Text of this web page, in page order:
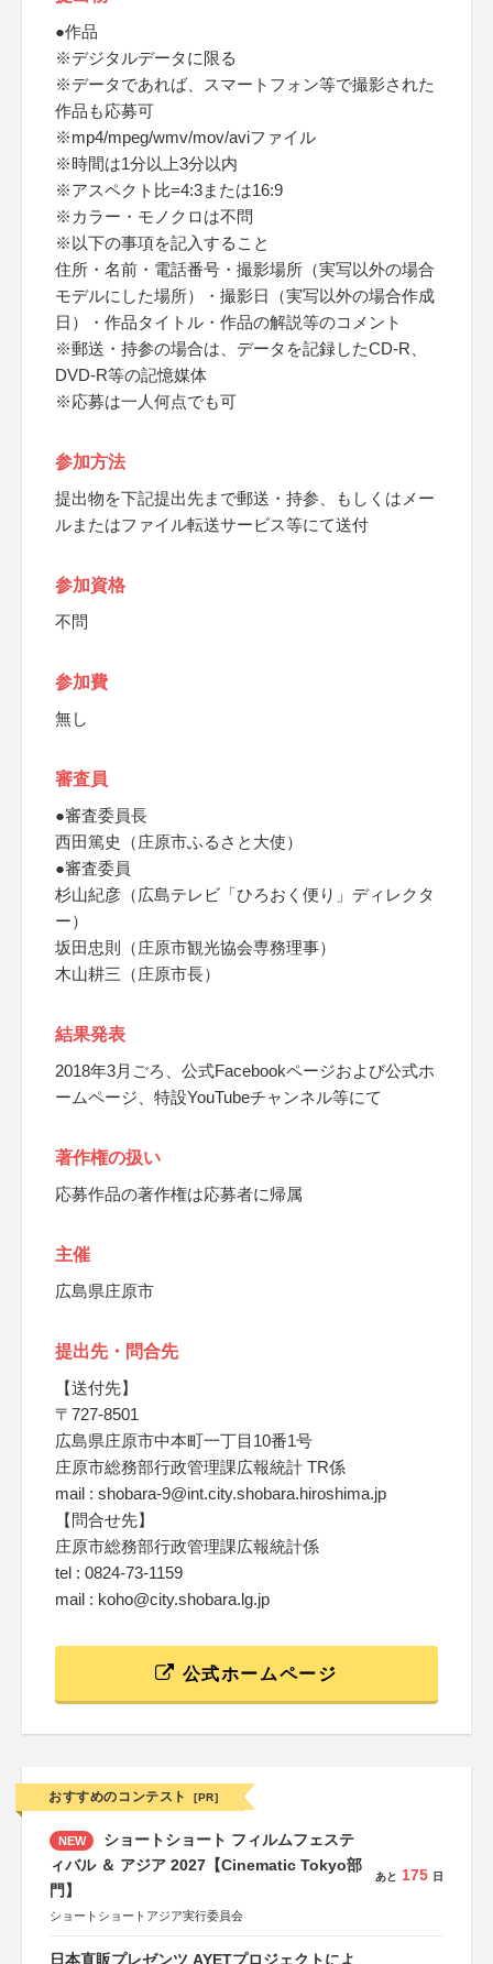
●作品
※デジタルデータに限る
※データであれば、スマートフォン等で撮影された
作品も応募可
※mp4/mpeg/wmv/mov/aviファイル
※時間は1分以上3分以内
※アスペクト比=4:3または16:9
※カラー・モノクロは不問
※以下の事項を記入すること
住所・名前・電話番号・撮影場所（実写以外の場合
モデルにした場所）・撮影日（実写以外の場合作成
日）・作品タイトル・作品の解説等のコメント
※郵送・持参の場合は、データを記録したCD-R、
DVD-R等の記憶媒体
※応募は一人何点でも可
参加方法
提出物を下記提出先まで郵送・持参、もしくはメー
ルまたはファイル転送サービス等にて送付
参加資格
不問
参加費
無し
審査員
●審査委員長
西田篤史（庄原市ふるさと大使）
●審査委員
杉山紀彦（広島テレビ「ひろおく便り」ディレクタ
ー）
坂田忠則（庄原市観光協会専務理事）
木山耕三（庄原市長）
結果発表
2018年3月ごろ、公式Facebookページおよび公式ホ
ームページ、特設YouTubeチャンネル等にて
著作権の扱い
応募作品の著作権は応募者に帰属
主催
広島県庄原市
提出先・問合先
【送付先】
〒727-8501
広島県庄原市中本町一丁目10番1号
庄原市総務部行政管理課広報統計 TR係
mail : shobara-9@int.city.shobara.hiroshima.jp
【問合せ先】
庄原市総務部行政管理課広報統計係
tel : 0824-73-1159
mail : koho@city.shobara.lg.jp
公式ホームページ
おすすめのコンテスト [PR]
NEW
ショートショート フィルムフェステ
ィバル ＆ アジア 2027【Cinematic Tokyo部
門】
ショートショートアジア実行委員会
あと 175 日
日本直販プレゼンツ AYETプロジェクトによ